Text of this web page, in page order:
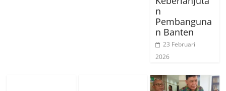
n
Pembanguna
n Banten
23 Februari
2026